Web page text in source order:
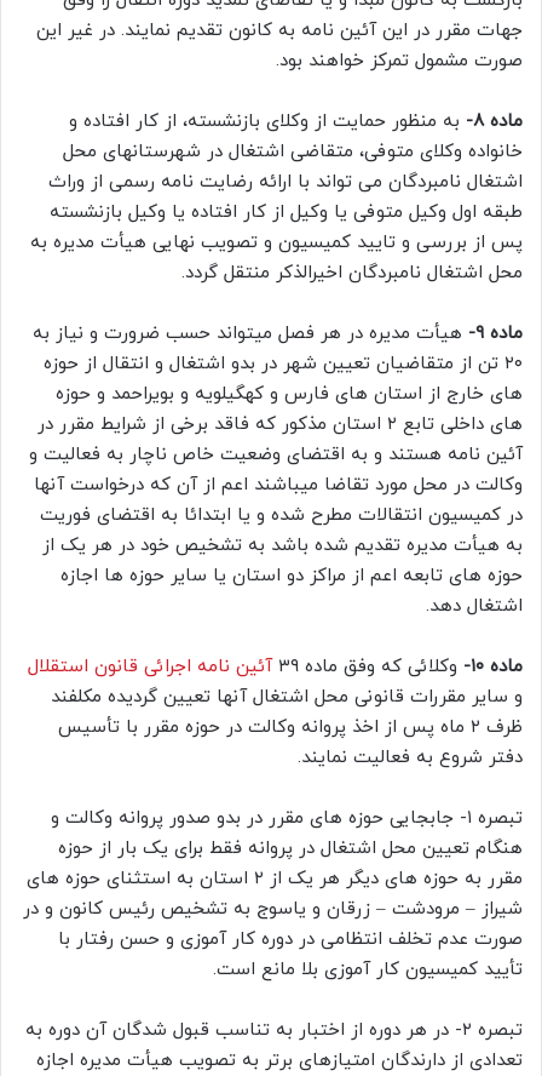
جهات مقرر در این آئین نامه به کانون تقدیم نمایند. در غیر این
صورت مشمول تمرکز خواهند بود.
ماده ۸-
به منظور حمایت از وکلای بازنشسته، از کار افتاده و
خانواده وکلای متوفی، متقاضی اشتغال در شهرستانهای محل
اشتغال نامبردگان می تواند با ارائه رضایت نامه رسمی از وراث
طبقه اول وکیل متوفی یا وکیل از کار افتاده یا وکیل بازنشسته
پس از بررسی و تایید کمیسیون و تصویب نهایی هیأت مدیره به
محل اشتغال نامبردگان اخیرالذکر منتقل گردد.
ماده ۹-
هیأت مدیره در هر فصل میتواند حسب ضرورت و نیاز به
۲۰ تن از متقاضیان تعیین شهر در بدو اشتغال و انتقال از حوزه
های خارج از استان های فارس و کهگیلویه و بویراحمد و حوزه
های داخلی تابع ۲ استان مذکور که فاقد برخی از شرایط مقرر در
آئین نامه هستند و به اقتضای وضعیت خاص ناچار به فعالیت و
وکالت در محل مورد تقاضا میباشند اعم از آن که درخواست آنها
در کمیسیون انتقالات مطرح شده و یا ابتدائا به اقتضای فوریت
به هیأت مدیره تقدیم شده باشد به تشخیص خود در هر یک از
حوزه های تابعه اعم از مراکز دو استان یا سایر حوزه ها اجازه
اشتغال دهد.
ماده ۱۰- وکلائی که وفق ماده ۳۹
آئین نامه اجرائی قانون استقلال
و سایر مقررات قانونی محل اشتغال آنها تعیین گردیده مکلفند
ظرف ۲ ماه پس از اخذ پروانه وکالت در حوزه مقرر با تأسیس
دفتر شروع به فعالیت نمایند.
تبصره ۱- جابجایی حوزه های مقرر در بدو صدور پروانه وکالت و
هنگام تعیین محل اشتغال در پروانه فقط برای یک بار از حوزه
مقرر به حوزه های دیگر هر یک از ۲ استان به استثنای حوزه های
شیراز – مرودشت – زرقان و یاسوج به تشخیص رئیس کانون و در
صورت عدم تخلف انتظامی در دوره کار آموزی و حسن رفتار با
تأیید کمیسیون کار آموزی بلا مانع است.
تبصره ۲- در هر دوره از اختبار به تناسب قبول شدگان آن دوره به
تعدادی از دارندگان امتیازهای برتر به تصویب هیأت مدیره اجازه